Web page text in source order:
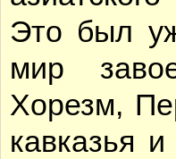
Это был
мир
Хо­резм,
кав­ка­зья